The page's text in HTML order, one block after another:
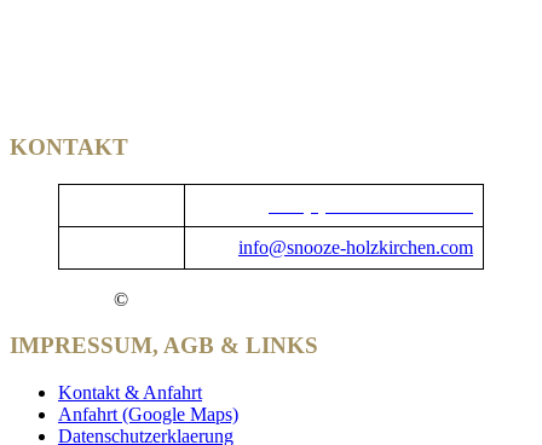
KONTAKT
info@snooze-holzkirchen.com
©
IMPRESSUM, AGB & LINKS
Kontakt & Anfahrt
Anfahrt (Google Maps)
Datenschutzerklaerung